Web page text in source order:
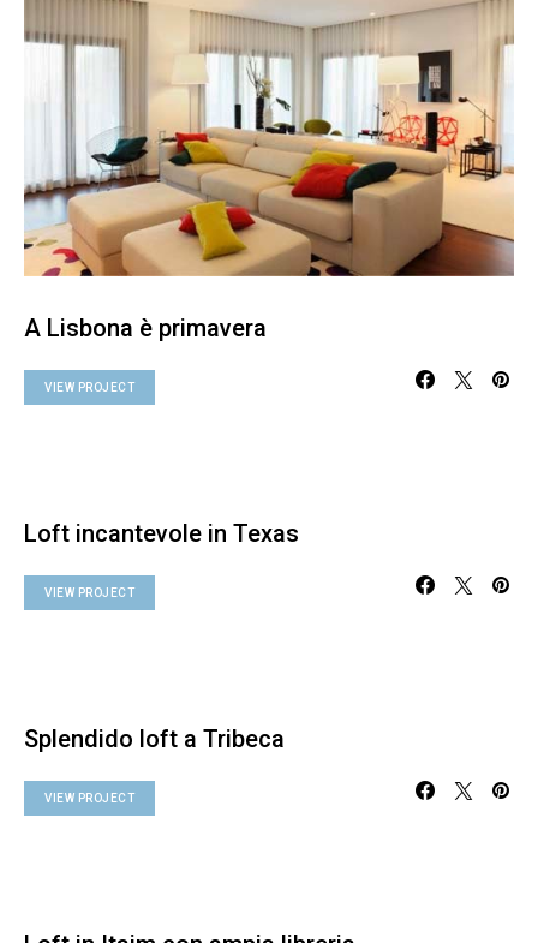
A Lisbona è primavera
VIEW PROJECT
Loft incantevole in Texas
VIEW PROJECT
Splendido loft a Tribeca
VIEW PROJECT